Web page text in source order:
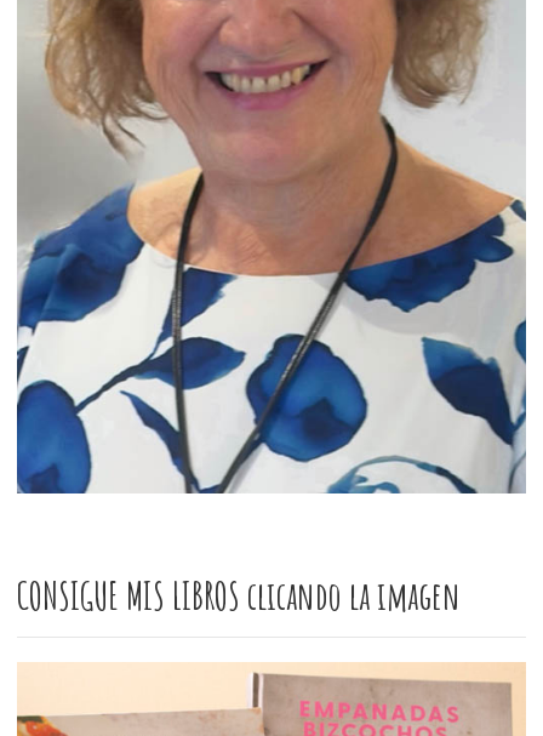
CONSIGUE MIS LIBROS clicando la imagen